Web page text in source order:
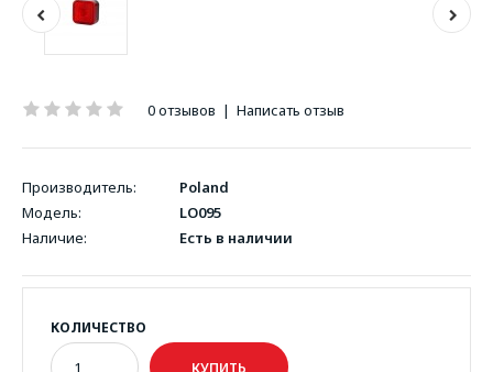
0 отзывов | Написать отзыв
Производитель:
Poland
Модель:
LO095
Наличие:
Есть в наличии
КОЛИЧЕСТВО